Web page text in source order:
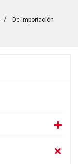
De importación